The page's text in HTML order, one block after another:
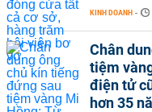
KINH DOANH -
Chân
tiệm
điện tử
hơn 35